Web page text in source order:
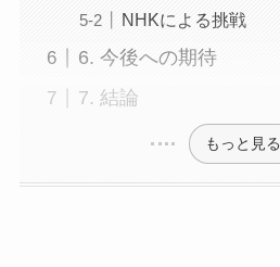
NHKによる挑戦
6. 今後への期待
7. 結論
もっと見る